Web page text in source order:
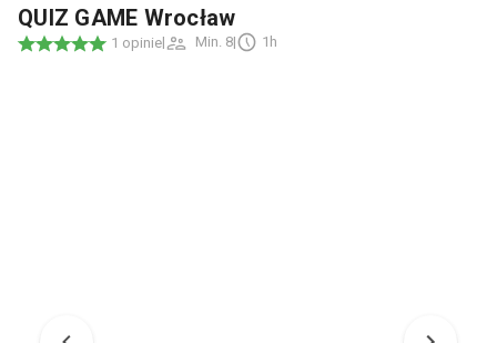
QUIZ GAME Wrocław
1 opinie| Min. 8| 1h